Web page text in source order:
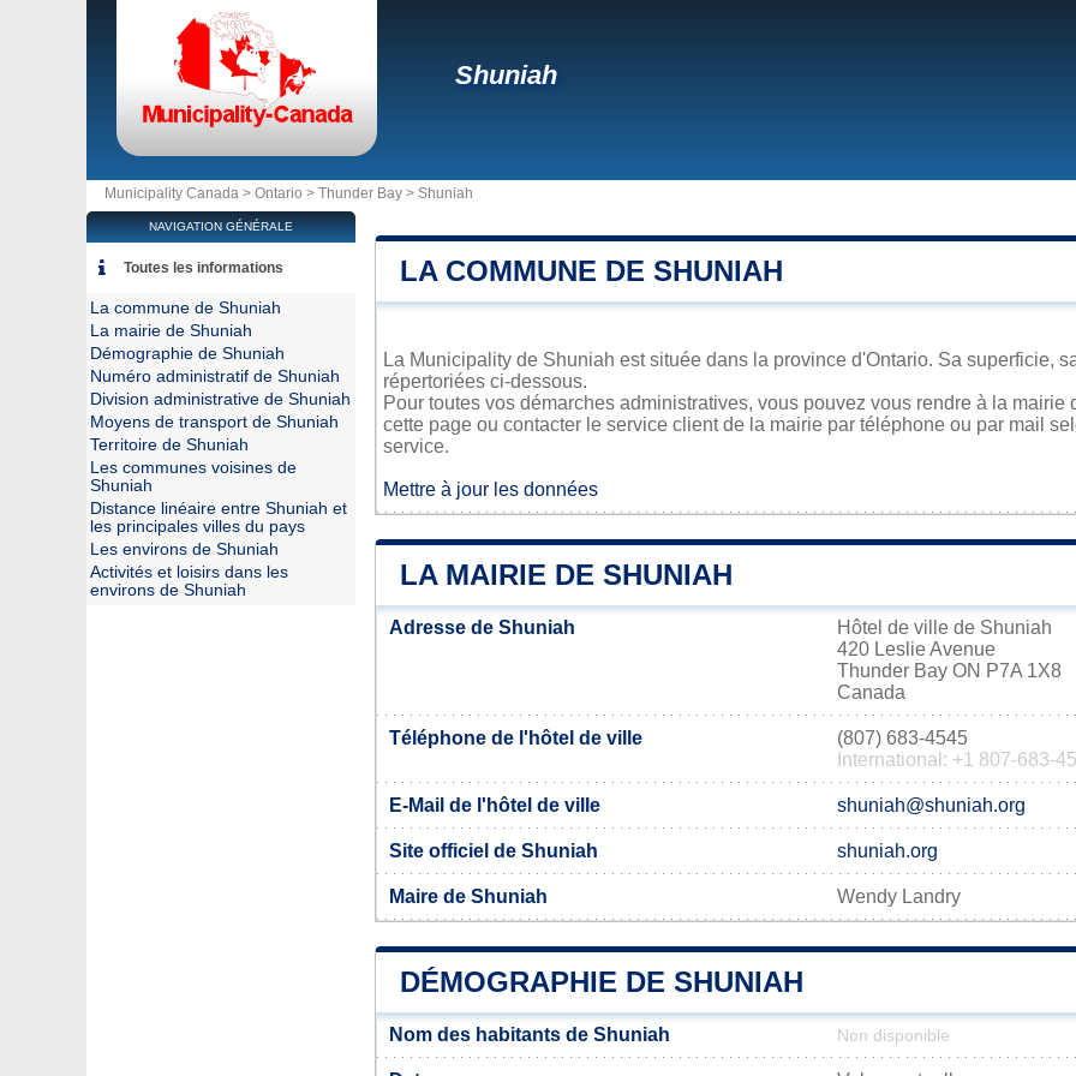
Shuniah
Municipality Canada > Ontario > Thunder Bay > Shuniah
LA COMMUNE DE SHUNIAH
La Municipality de Shuniah est située dans la province d'Ontario. Sa superficie,
répertoriées ci-dessous.
Pour toutes vos démarches administratives, vous pouvez vous rendre à la
cette page ou contacter le service client de la mairie par téléphone ou par mail
service.
Mettre à jour les données
LA MAIRIE DE SHUNIAH
Adresse de Shuniah
Hôtel de ville de Shuniah
420 Leslie Avenue
Thunder Bay ON P7A 1X8
Canada
Téléphone de l'hôtel de ville
(807) 683-4545
International: +1 807-683-
E-Mail de l'hôtel de ville shuniah@shuniah.org
Site officiel de Shuniah shuniah.org
Maire de Shuniah Wendy Landry
DÉMOGRAPHIE DE SHUNIAH
Nom des habitants de Shuniah Non disponible
NAVIGATION GÉNÉRALE
Toutes les informations
La commune de Shuniah
La mairie de Shuniah
Démographie de Shuniah
Numéro administratif de Shuniah
Division administrative de Shuniah
Moyens de transport de Shuniah
Territoire de Shuniah
Les communes voisines de
Shuniah
Distance linéaire entre Shuniah et
les principales villes du pays
Les environs de Shuniah
Activités et loisirs dans les
environs de Shuniah